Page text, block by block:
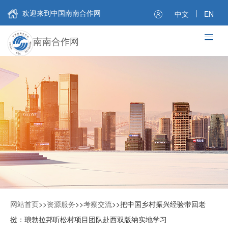
欢迎来到中国南南合作网 中文 | EN
南南合作网
网站首页>>资源服务>>考察交流>>把中国乡村振兴经验带回老
挝：琅勃拉邦听松村项目团队赴西双版纳实地学习